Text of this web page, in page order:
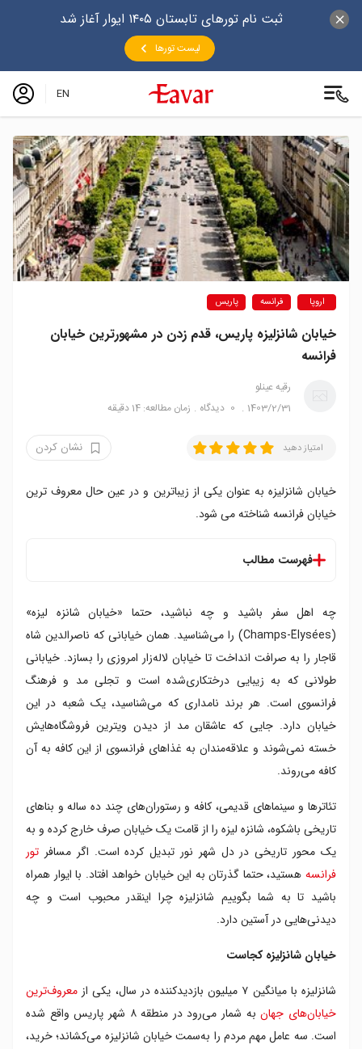
ثبت نام تورهای تابستان ۱۴۰۵ ایوار آغاز شد
لیست تورها
EN
اروپا فرانسه پاریس
خیابان شانزلیزه پاریس، قدم زدن در مشهورترین خیابان
فرانسه
رقیه عینلو
1403/2/31
0 دیدگاه زمان مطالعه: 14 دقیقه
امتیاز دهید نشان کردن
خیابان شانزلیزه به عنوان یکی از زیباترین و در عین حال معروف ترین
خیابان فرانسه شناخته می شود.
فهرست مطالب
ایستگاه های مترو شانزلیزه
جاذبه های خیابان شانزلیزه پاریس
۱. طاق پیروزی
۲. پتی پله و گراند پله و پل الکساندر سوم
۳. خیابان مونتانیه
۴. تماشای تئاتر و فیلم
۵. قدم زدن در باغ های شانزلیزه
خرید در خیابان شانزلیزه پاریس
هتل های خیابان شانزلیزه پاریس
شانزه لیزه یعنی چه؟
تاریخچه خیابان شانزلیزه فرانسه
معماری خیابان شانزلیزه پاریس
بهترین زمان بازدید از خیابان شانزلیزه
نقشه خیابان شانزلیزه پاریس
چه اهل سفر باشید و چه نباشید، حتما «خیابان شانزه لیزه»
(Champs-Élysées) را می‌شناسید. همان خیابانی که ناصرالدین شاه
قاجار را به صرافت انداخت تا خیابان لاله‌زار امروزی را بسازد. خیابانی
طولانی که به زیبایی درختکاری‌شده است و تجلی مد و فرهنگ
فرانسوی است. هر برند نامداری که می‌شناسید، یک شعبه در این
خیابان دارد. جایی که عاشقان مد از دیدن ویترین فروشگاه‌هایش
خسته نمی‌شوند و علاقه‌مندان به غذاهای فرانسوی از این کافه به آن
کافه می‌روند.
تئاترها و سینماهای قدیمی، کافه و رستوران‌های چند ده ساله و بناهای
تاریخی باشکوه، شانزه لیزه را از قامت یک خیابان صرف خارج کرده و به
یک محور تاریخی در دل شهر نور تبدیل کرده است. اگر مسافر تور
فرانسه هستید، حتما گذرتان به این خیابان خواهد افتاد. با ایوار همراه
باشید تا به شما بگوییم شانزلیزه چرا اینقدر محبوب است و چه
دیدنی‌هایی در آستین دارد.
خیابان شانزلیزه کجاست
شانزلیزه با میانگین ۷ میلیون بازدید‌کننده در سال، یکی از
معروف‌ترین
خیابان‌های جهان
به شمار می‌رود در منطقه ۸ شهر پاریس واقع شده
است. سه عامل مهم مردم را به‌سمت خیابان شانزلیزه می‌کشاند؛ خرید،